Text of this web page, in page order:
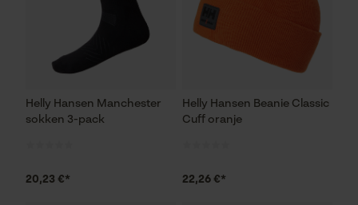
Helly Hansen Manchester
sokken 3-pack
20,23 €*
Helly Hansen Beanie Classic
Cuff oranje
22,26 €*